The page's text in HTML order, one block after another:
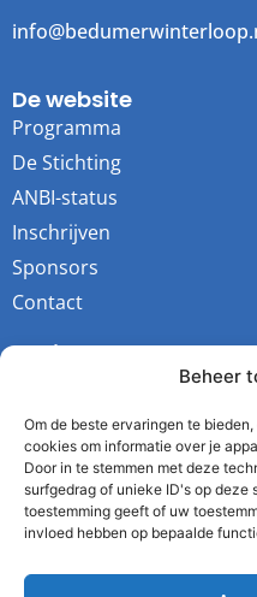
Beheer
Om de beste ervaringen te
cookies om informatie over je
Door in te stemmen met deze
surfgedrag of unieke ID's op deze
toestemming geeft of uw
invloed hebben op bepaalde
De website
Programma
De Stichting
ANBI-status
Inschrijven
Sponsors
Contact
Socials
Instagram
Facebook
Twitter
Kvk: 64343731